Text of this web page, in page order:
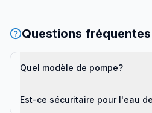
Questions fréquentes
Quel modèle de pompe?
Est-ce sécuritaire pour l'eau